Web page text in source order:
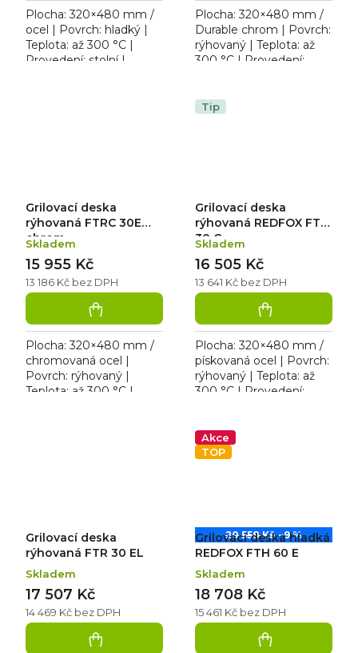
Plocha: 320×480 mm /
ocel | Povrch: hladký |
Teplota: až 300 °C |
Provedení: stolní |
Plocha: 320×480 mm /
Durable chrom | Povrch:
rýhovaný | Teplota: až
300 °C | Provedení:
V / 3,0 kW. Grilovací
Grilovací deska
rýhovaná FTRC 30E
chrom
Skladem
13 186 Kč bez DPH
15 955 Kč
Plocha: 320×480 mm /
chromovaná ocel |
Povrch: rýhovaný |
Teplota: až 300 °C |
Tip
Grilovací deska
rýhovaná REDFOX FTR
30 G
Skladem
13 641 Kč bez DPH
16 505 Kč
Plocha: 320×480 mm /
pískovaná ocel | Povrch:
rýhovaný | Teplota: až
300 °C | Provedení:
(propan butan / zemní
plyn) / 4...
Grilovací deska
rýhovaná FTR 30 EL
Skladem
14 469 Kč bez DPH
17 507 Kč
Akce
TOP
20 558 Kč –9 %
Grilovací deska hladká
REDFOX FTH 60 E
Skladem
15 461 Kč bez DPH
18 708 Kč